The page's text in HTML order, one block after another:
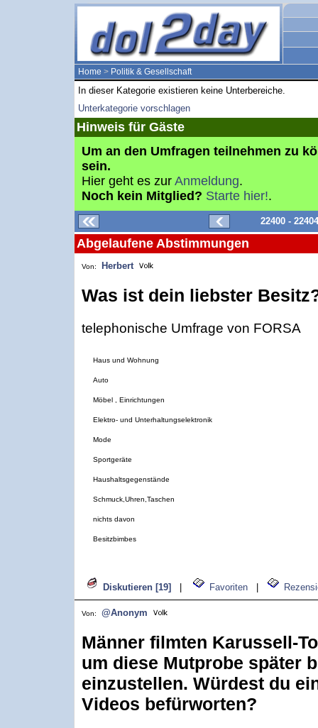
Home > Politik & Gesellschaft
In dieser Kategorie existieren keine Unterbereiche.
Unterkategorie vorschlagen
Hinweis für Gäste
Um an den Umfragen teilnehmen zu
sein.
Hier geht es zur Anmeldung.
Noch kein Mitglied? Starte hier!.
22400 -
Abgelaufene Abstimmungen
Von: Herbert
Was ist dein liebster
telephonische Umfrage von FORSA
Haus und Wohnung
Auto
Möbel , Einrichtungen
Elektro- und Unterhaltungselektronik
Mode
Sportgeräte
Haushaltsgegenstände
Schmuck,Uhren,Taschen
nichts davon
Besitzbimbes
Diskutieren [19] Favoriten
Von: @Anonym
Männer filmten Karussell-
um diese Mutprobe später
einzustellen. Würdest du
Videos befürworten?